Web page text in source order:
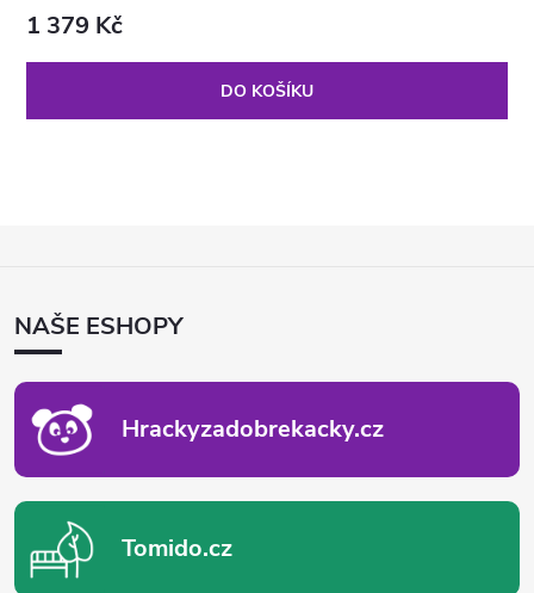
1 379 Kč
DO KOŠÍKU
ANAŠE ESHOPY
Hrackyzadobrekacky.cz
Tomido.cz